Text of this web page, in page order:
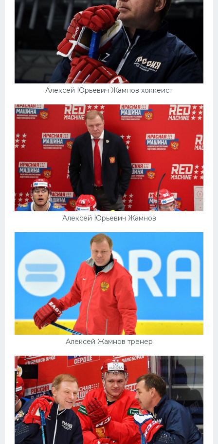
Алексей Юрьевич Жамнов хоккеист
Алексей Юрьевич Жамнов
Алексей Жамнов тренер